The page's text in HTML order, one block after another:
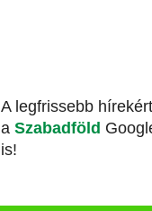
A legfrissebb
a Szabadföld
is!